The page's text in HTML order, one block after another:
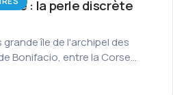
: la perle discrète
grande île de l'archipel des
Bonifacio, entre la Corse…